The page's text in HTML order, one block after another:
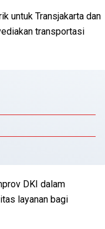
untuk Transjakarta dan
transportasi
DKI dalam
layanan bagi